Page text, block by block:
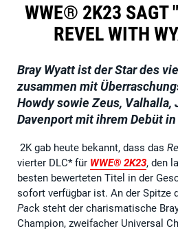
WWE® 2K23 SAGT
REVEL WITH
Bray Wyatt ist der Star des
zusammen mit
Howdy sowie Zeus, Valhalla,
Davenport mit ihrem Debüt in
2K gab heute bekannt, dass das
vierter DLC* für WWE® 2K23, den
besten bewerteten Titel in der
sofort verfügbar ist. An der Spitze
Pack steht der charismatische
Champion, zweifacher Universal